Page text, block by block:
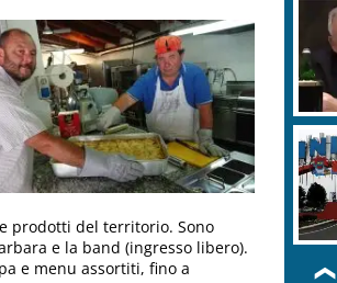
prodotti del territorio. Sono
e la band (ingresso libero).
e menu assortiti, fino a
❮